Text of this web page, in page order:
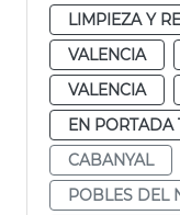
LIMPIEZA Y
VALENCIA
VALENCIA
EN PORTADA
CABANYAL
POBLES DEL